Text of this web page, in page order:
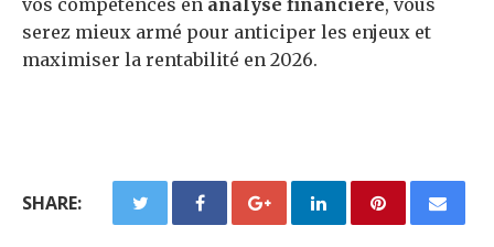
vos compétences en analyse financière, vous
serez mieux armé pour anticiper les enjeux et
maximiser la rentabilité en 2026.
SHARE: